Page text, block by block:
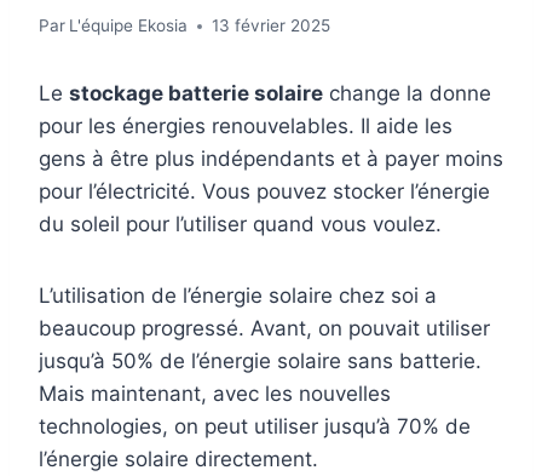
Par L'équipe Ekosia 13 février 2025
Le stockage batterie solaire change la donne
pour les énergies renouvelables. Il aide les
gens à être plus indépendants et à payer moins
pour l’électricité. Vous pouvez stocker l’énergie
du soleil pour l’utiliser quand vous voulez.
L’utilisation de l’énergie solaire chez soi a
beaucoup progressé. Avant, on pouvait utiliser
jusqu’à 50% de l’énergie solaire sans batterie.
Mais maintenant, avec les nouvelles
technologies, on peut utiliser jusqu’à 70% de
l’énergie solaire directement.